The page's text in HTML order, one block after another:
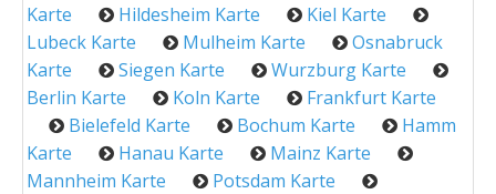
Karte
Hildesheim Karte
Kiel Karte
Lubeck Karte
Mulheim Karte
Osnabruck
Karte
Siegen Karte
Wurzburg Karte
Berlin Karte
Koln Karte
Frankfurt Karte
Bielefeld Karte
Bochum Karte
Hamm
Karte
Hanau Karte
Mainz Karte
Mannheim Karte
Potsdam Karte